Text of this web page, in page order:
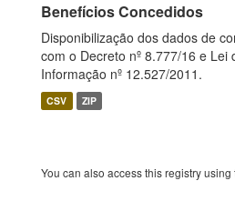
Benefícios Concedidos
Disponibilização dos dados de
com o Decreto nº 8.777/16 e Lei
Informação nº 12.527/2011.
CSV ZIP
You can also access this registry using